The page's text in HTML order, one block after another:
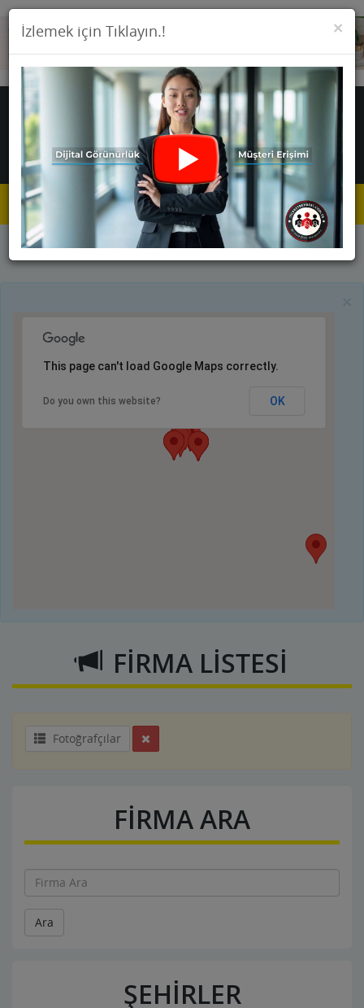
Toggle
×
İzlemek için Tıklayın.!
Anasayfa Firmalar Fotoğrafçılar
This page can't load Google Maps correctly.
Do you own this website? OK
FİRMA LİSTESİ
Fotoğrafçılar
FİRMA ARA
Ara
ŞEHİRLER